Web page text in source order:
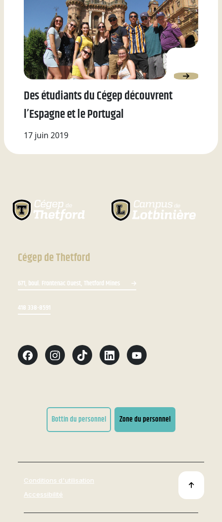
Des étudiants du Cégep découvrent
l’Espagne et le Portugal
17 juin 2019
Cégep de Thetford
671, boul. Frontenac Ouest, Thetford Mines
418 338-8591
Bottin du personnel Zone du personnel
Conditions d'utilisation
Accessibilité